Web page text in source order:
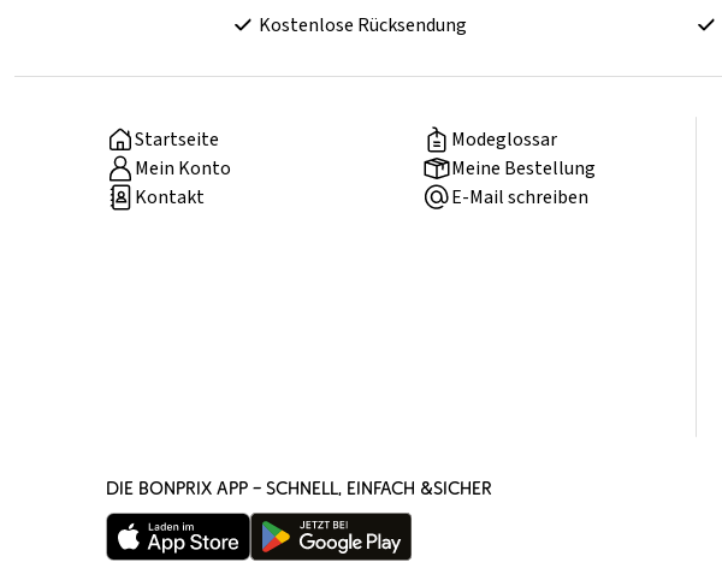
Kostenlose Rücksendung
Startseite
Modeglossar
Mein Konto
Meine Bestellung
Kontakt
E-Mail schreiben
DIE BONPRIX APP – SCHNELL, EINFACH &SICHER